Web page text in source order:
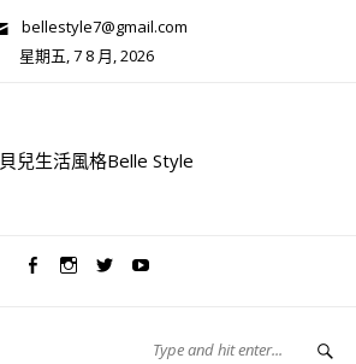
bellestyle7@gmail.com
星期五, 7 8 月, 2026